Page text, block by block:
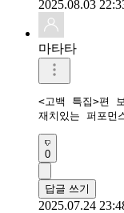
2025.08.03
마타타
<고백 특집>편
재치있는 퍼포먼
0
답글 쓰기
2025.07.24